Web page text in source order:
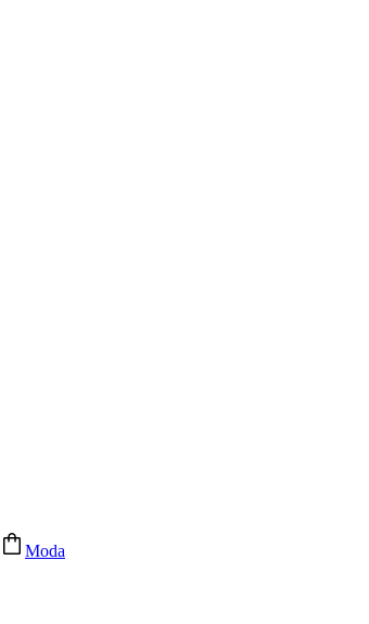
Moda